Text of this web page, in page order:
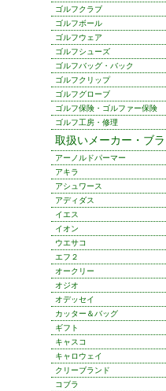
ゴルフクラブ
ゴルフボール
ゴルフウェア
ゴルフシューズ
ゴルフバッグ・バック
ゴルフクリップ
ゴルフグローブ
ゴルフ保険・ゴルファー保険
ゴルフ工房・修理
取扱いメーカー・ブ
アーノルドパーマー
アキラ
アシュワース
アディダス
イエス
イオン
ウエサコ
エフ２
オークリー
オジオ
オデッセイ
カッター＆バッグ
ギフト
キャスコ
キャロウェイ
クリーブランド
コブラ